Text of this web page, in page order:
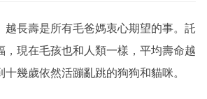
越長壽是所有毛爸媽衷心期望的事。託
，現在毛孩也和人類一樣，平均壽命越
幾歲依然活蹦亂跳的狗狗和貓咪。